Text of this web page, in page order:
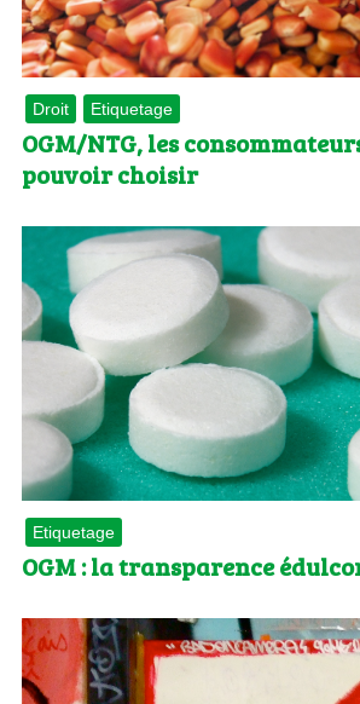
Droit Etiquetage
OGM/NTG, les
pouvoir choisir
Etiquetage
OGM : la transparence